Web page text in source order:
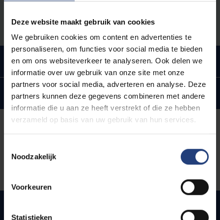
Deze website maakt gebruik van cookies
We gebruiken cookies om content en advertenties te
personaliseren, om functies voor social media te bieden
en om ons websiteverkeer te analyseren. Ook delen we
informatie over uw gebruik van onze site met onze
partners voor social media, adverteren en analyse. Deze
partners kunnen deze gegevens combineren met andere
informatie die u aan ze heeft verstrekt of die ze hebben
verzameld op basis van uw gebruik van hun services.
Noodzakelijk
Voorkeuren
Statistieken
Wanneer vraag ik een gezamenlijk doctoraat aan?
Waar start ik?
Resultaten
doctoraatsproefschrift